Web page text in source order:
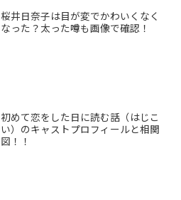
桜井日奈子は目が変でかわいくなく
なった？太った噂も画像で確認！
初めて恋をした日に読む話（はじこ
い）のキャストプロフィールと相関
図！！